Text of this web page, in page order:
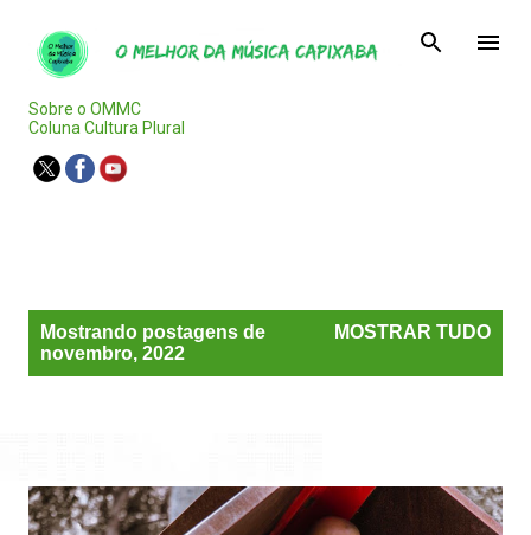
Sobre o OMMC
Coluna Cultura Plural
Mostrando postagens de
novembro, 2022
MOSTRAR TUDO